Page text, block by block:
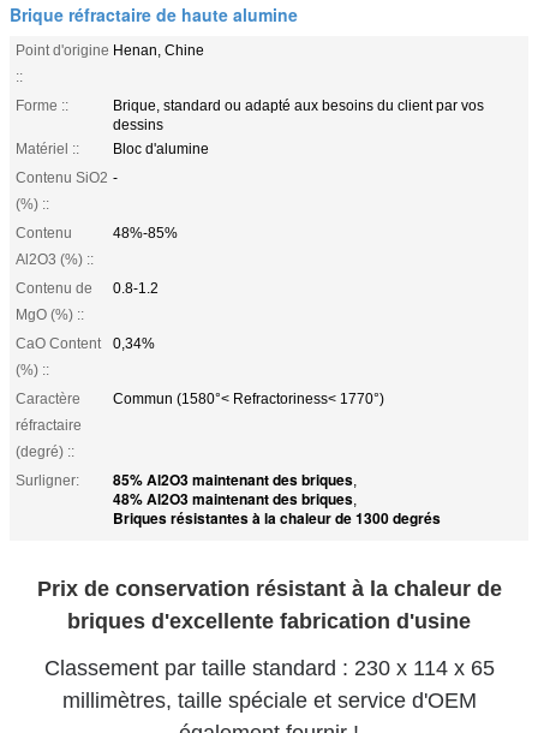
Brique réfractaire de haute alumine
Point d'origine
::
Henan, Chine
Forme ::
Brique, standard ou adapté aux besoins du client par vos
dessins
Matériel ::
Bloc d'alumine
Contenu SiO2
(%) ::
-
Contenu
Al2O3 (%) ::
48%-85%
Contenu de
MgO (%) ::
0.8-1.2
CaO Content
(%) ::
0,34%
Caractère
réfractaire
(degré) ::
Commun (1580°< Refractoriness< 1770°)
Surligner: 85% Al2O3 maintenant des briques,
48% Al2O3 maintenant des briques,
Briques résistantes à la chaleur de 1300 degrés
Prix de conservation résistant à la chaleur de
briques d'excellente fabrication d'usine
Classement par taille standard : 230 x 114 x 65
millimètres, taille spéciale et service d'OEM